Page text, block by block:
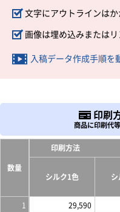
文字にアウトラインは
画像は埋め込みまたは
入稿データ作成手順を
印刷
商品に印刷代
数量
印刷方法
シルク1色 シ
1 29,590